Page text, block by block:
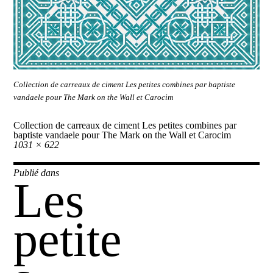
Collection de carreaux de ciment Les petites combines par baptiste
vandaele pour The Mark on the Wall et Carocim
Collection de carreaux de ciment Les petites combines par
baptiste vandaele pour The Mark on the Wall et Carocim
Taille
réelle
1031 × 622
Navigation
de
l’article
Publié dans
Les
petite